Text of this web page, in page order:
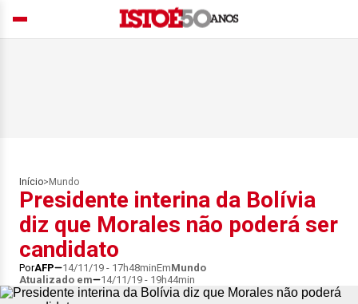
Início> Mundo
Presidente interina da Bolívia
diz que Morales não poderá ser
candidato
PorAFP 14/11/19 - 17h48minEmMundo
Atualizado em
14/11/19 - 19h44min